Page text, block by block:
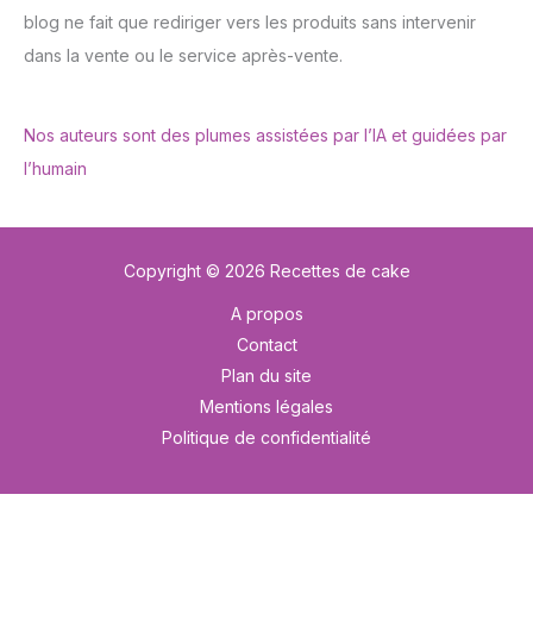
blog ne fait que rediriger vers les produits sans intervenir
dans la vente ou le service après-vente.
Nos auteurs sont des plumes assistées par l’IA et guidées par
l’humain
Copyright © 2026 Recettes de cake
A propos
Contact
Plan du site
Mentions légales
Politique de confidentialité